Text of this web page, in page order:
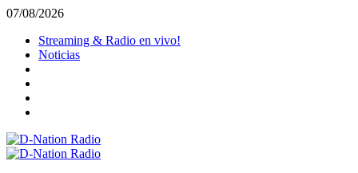
Saltar
contenido
07/08/2026
Streaming & Radio en vivo!
Noticias
Menú